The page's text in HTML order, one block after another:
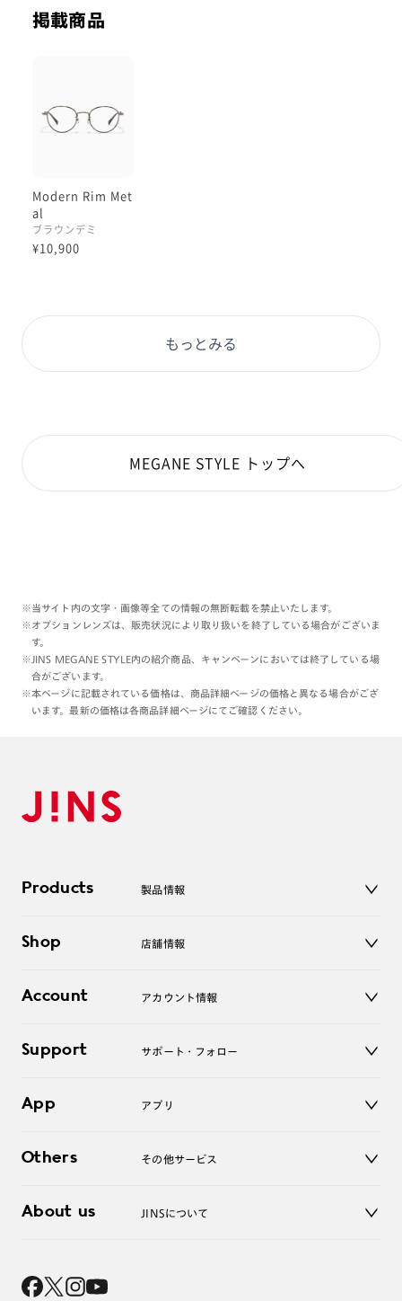
このヴィンテージ感とトレンドを抑えたデザイン本当に
可愛いですよね🥺
こちらのフレームはどんなレンズにも合うので好きなよ
入れたモダンリムです🥸🌸
とっても可愛いでしょう？？🫶🏻💕
カラーレンズにも実は色によって印象がだいぶ変わるん
ることが出来ます✌🏻
なりたいイメージに合わせてカラーを入れるのもおすす
めですよ🌱✨
掲載商品
Modern Rim Met
al
ブラウンデミ
¥10,900
もっとみる
MEGANE STYLE トップへ
※当サイト内の文字・画像等全ての情報の無断転載を禁止いたします。
※オプションレンズは、販売状況により取り扱いを終了している場合がございま
す。
※JINS MEGANE STYLE内の紹介商品、キャンペーンにおいては終了している場
合がございます。
※本ページに記載されている価格は、商品詳細ページの価格と異なる場合がござ
います。最新の価格は各商品詳細ページにてご確認ください。
Products 製品情報
サングラス
コンタクトレンズ
アクセサリー
Shop 店舗情報
オンラインショップ
Account アカウント情報
ログアウト
Support サポート・フォロー
よくあるご質問
お問い合わせ
App アプリ
Others その他サービス
レンズ交換
About us JINSについて
採用情報